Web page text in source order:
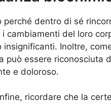
perché dentro di sé
i cambiamenti del loro
insignificanti. Inoltre,
può essere riconosciuta
e doloroso.
ricordare che la